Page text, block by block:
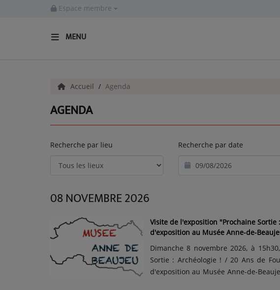
Espace membre
MENU
INFOS - ALLIER
EMISSIONS
Accueil Agenda
AGENDA
Recherche par lieu Recherche par date
08 NOVEMBRE 2026
Visite de l'exposition "Prochaine Sortie
d'exposition au Musée Anne-de-
Dimanche 8 novembre 2026, à
Sortie : Archéologie ! / 20 Ans de
d'exposition au Musée Anne-de-